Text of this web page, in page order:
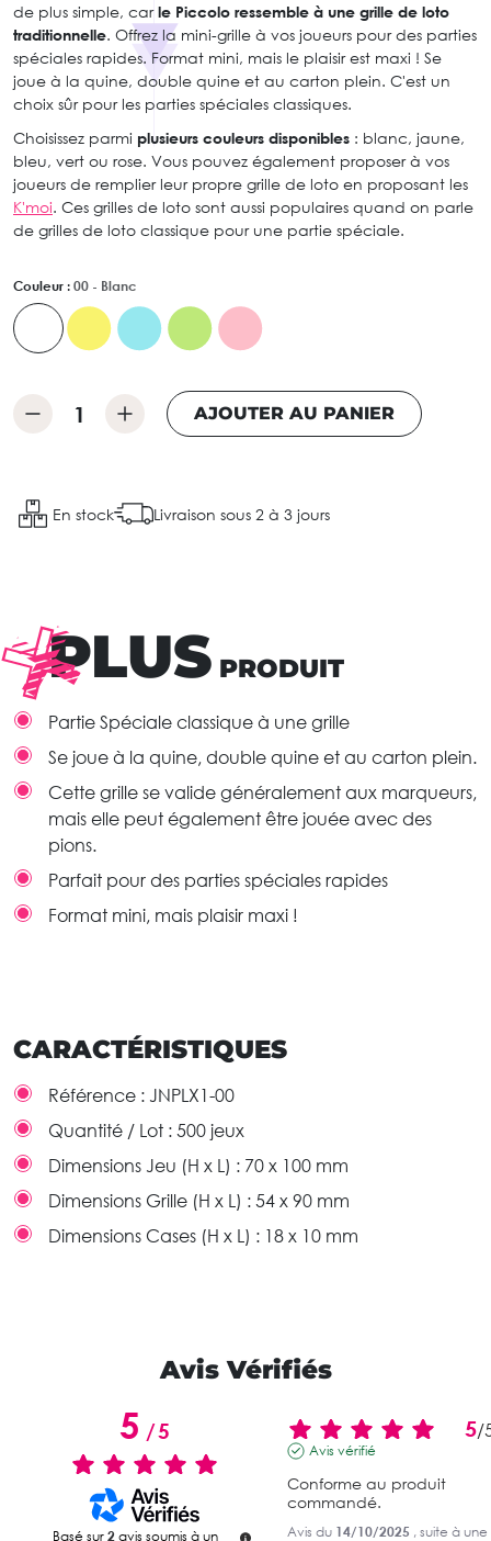
de plus simple, carle Piccolo ressemble à une grille de loto
traditionnelle. Offrez la mini-grille à vos joueurs pour des parties
spéciales rapides. Format mini, mais le plaisir est maxi ! Se
joue à la quine, double quine et au carton plein. C'est un
choix sûr pour les parties spéciales classiques.
Choisissez parmi plusieurs couleurs disponibles : blanc, jaune,
bleu, vert ou rose. Vous pouvez également proposer à vos
joueurs de remplier leur propre grille de loto en proposant les
K'moi. Ces grilles de loto sont aussi populaires quand on parle
de grilles de loto classique pour une partie spéciale.
Couleur : 00 - Blanc
AJOUTER AU PANIER
En stock Livraison sous 2 à 3 jours
PLUS PRODUIT
Partie Spéciale classique à une grille
Se joue à la quine, double quine et au carton plein.
Cette grille se valide généralement aux marqueurs,
mais elle peut également être jouée avec des
pions.
Parfait pour des parties spéciales rapides
Format mini, mais plaisir maxi !
CARACTÉRISTIQUES
Référence : JNPLX1-00
Quantité / Lot : 500 jeux
Dimensions Jeu (H x L) : 70 x 100 mm
Dimensions Grille (H x L) : 54 x 90 mm
Dimensions Cases (H x L) : 18 x 10 mm
Avis Vérifiés
5/5
Basé sur 2 avis soumis à un
5/
Avis vérifié
Conforme au produit
commandé.
Avis du 14/10/2025 , suite à une